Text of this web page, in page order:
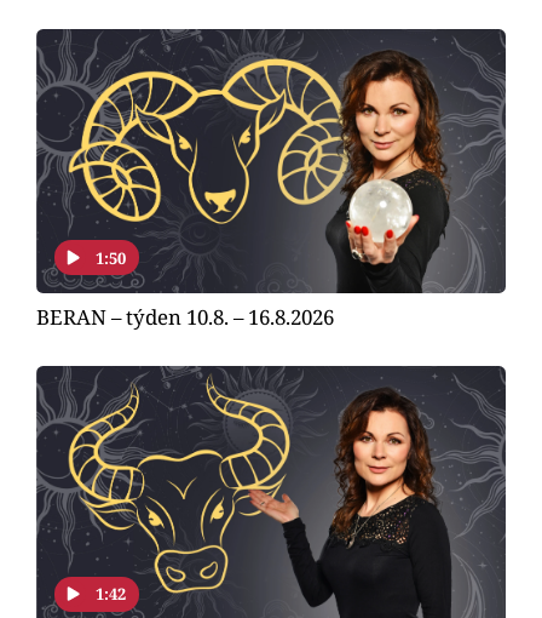
Přihlášení
Sledujte nás
1:50
BERAN – týden 10.8. – 16.8.2026
1:42